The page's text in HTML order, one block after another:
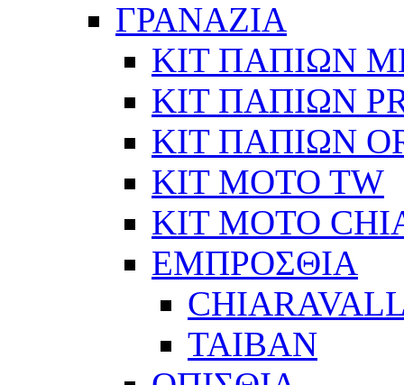
ΓΡΑΝΑΖΙΑ
ΚΙΤ ΠΑΠΙΩΝ
ΚΙΤ ΠΑΠΙΩΝ
ΚΙΤ ΠΑΠΙΩΝ
KIT MOTO TW
ΚΙΤ MOTO
ΕΜΠΡΟΣΘΙΑ
ΤΑΙΒΑΝ